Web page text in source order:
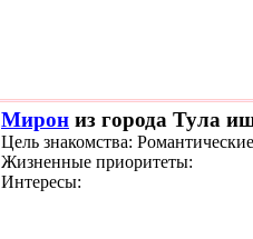
Мирон из города Тула
Цель знакомства:
Жизненные приоритеты:
Интересы: